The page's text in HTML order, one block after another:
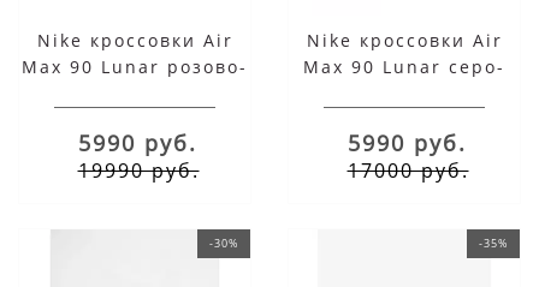
Nike кроссовки Air
Max 90 Lunar розово-
5990 руб.
19990 руб.
Nike кроссовки Air
Max 90 Lunar серо-
5990 руб.
17000 руб.
-30% -35%